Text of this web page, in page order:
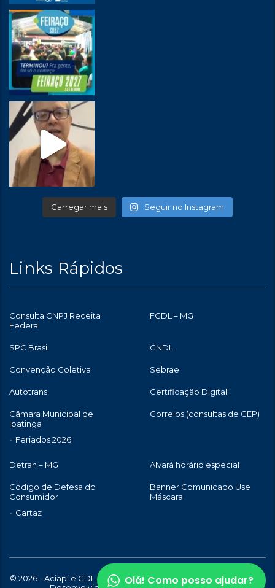
Carregar mais Seguir no Instagram
Links Rápidos
Consulta CNPJ Receita
Federal
FCDL – MG
SPC Brasil CNDL
Convenção Coletiva Sebrae
Autotrans Certificação Digital
Câmara Municipal de
Ipatinga
Feriados 2026
Correios (consultas de CEP)
Detran – MG Alvará horário especial
Código de Defesa do
Consumidor
Cartaz
Banner Comunicado Use
Máscara
© 2026 - Aciapi e CDL de Ipatinga | Todos os direitos reservados |
Olá! Como posso ajudar?